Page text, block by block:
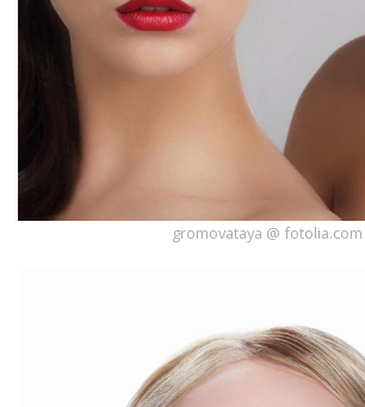
gromovataya @ fotolia.com